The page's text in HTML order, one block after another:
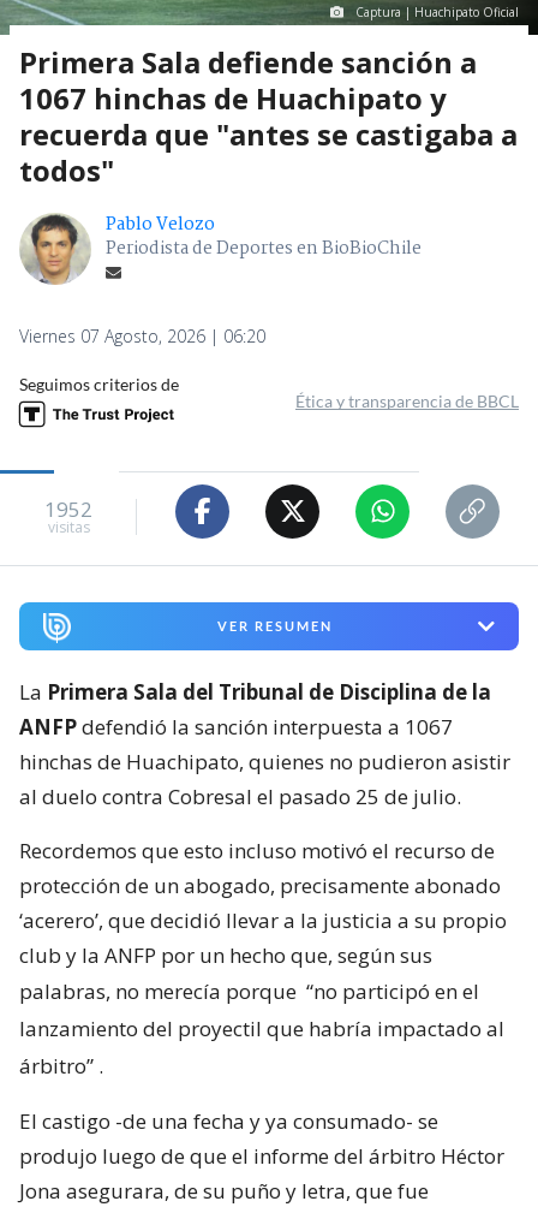
Captura | Huachipato Oficial
Primera Sala defiende sanción a
1067 hinchas de Huachipato y
recuerda que "antes se castigaba a
todos"
Pablo Velozo
Periodista de Deportes en BioBioChile
Viernes 07 Agosto, 2026 | 06:20
Seguimos criterios de
Ética y transparencia de BBCL
1952
visitas
VER RESUMEN
La Primera Sala del Tribunal de Disciplina de la
ANFPdefendió la sanción interpuesta a 1067
hinchas de Huachipato, quienes no pudieron asistir
al duelo contra Cobresal el pasado 25 de julio.
Recordemos que esto incluso motivó el recurso de
protección de un abogado, precisamente abonado
‘acerero’, que decidió llevar a la justicia a su propio
club y la ANFP por un hecho que, según sus
palabras, no merecía porque “no participó en el
lanzamiento del proyectil que habría impactado al
árbitro” .
El castigo -de una fecha y ya consumado- se
produjo luego de que el informe del árbitro Héctor
Jona asegurara, de su puño y letra, que fue